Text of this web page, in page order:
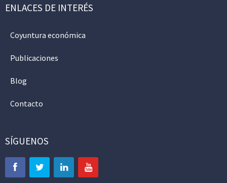
ENLACES DE INTERÉS
Coyuntura económica
Publicaciones
Blog
Contacto
SÍGUENOS